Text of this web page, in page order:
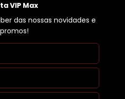
VIP Max
das nossas novidades e
promos!